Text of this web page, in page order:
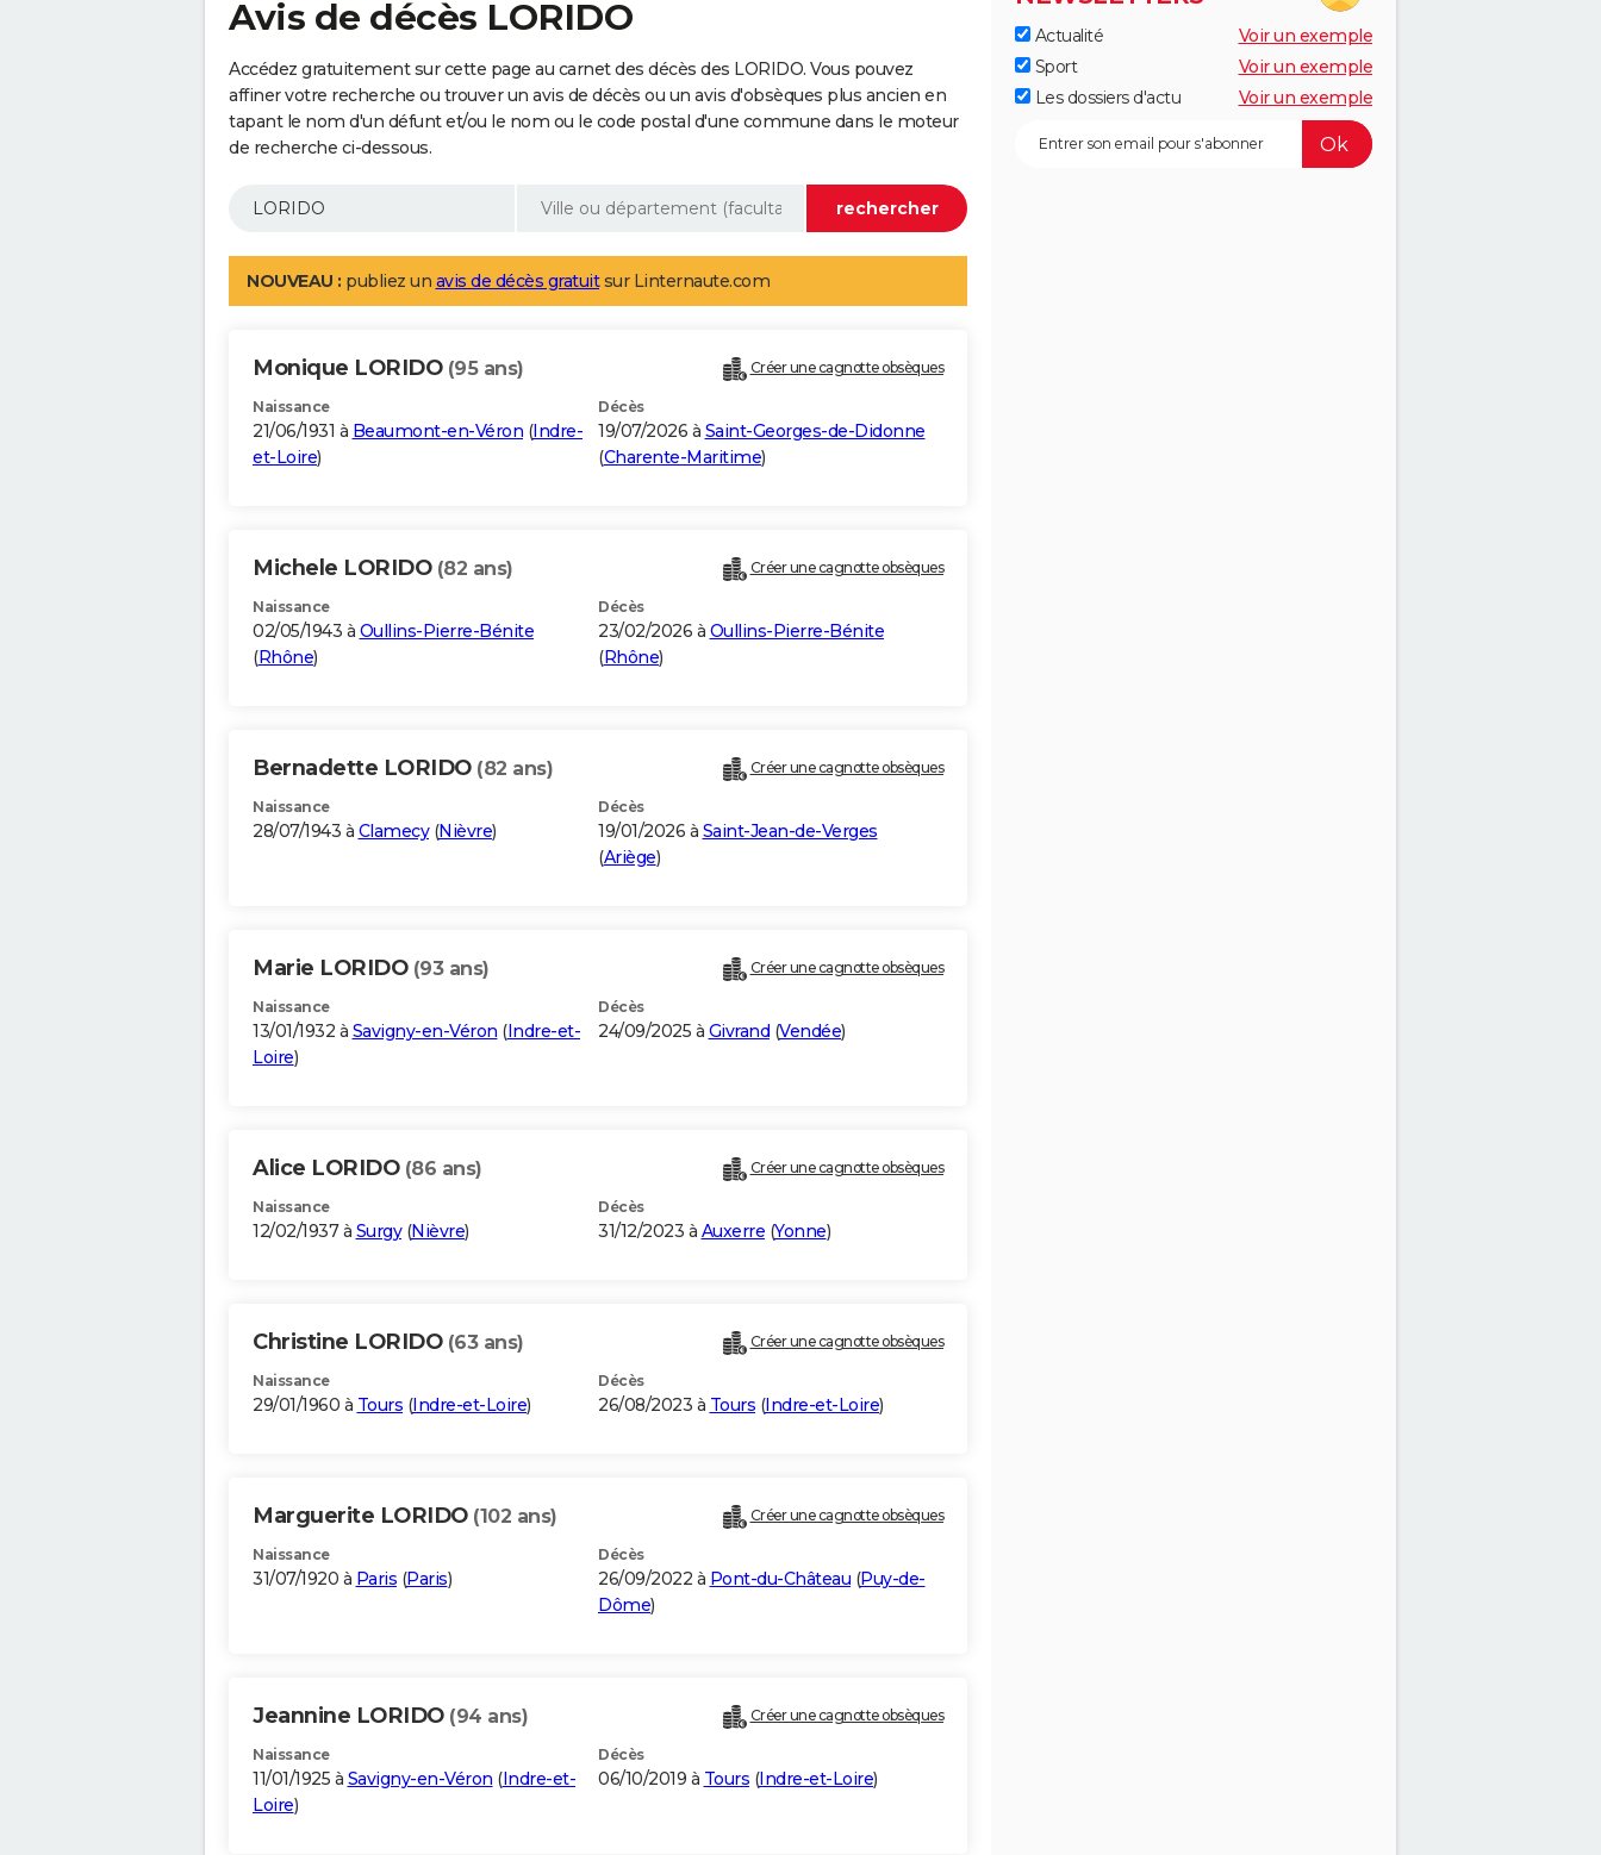
Avis de décès LORIDO
Accédez gratuitement sur cette page au carnet des décès des LORIDO. Vous pouvez
affiner votre recherche ou trouver un avis de décès ou un avis d'obsèques plus ancien en
tapant le nom d'un défunt et/ou le nom ou le code postal d'une commune dans le moteur
de recherche ci-dessous.
NOUVEAU : publiez un avis de décès gratuitsur Linternaute.com
Monique LORIDO (95 ans) Créer une cagnotte obsèques
Naissance
21/06/1931 à Beaumont-en-Véron (Indre-
et-Loire)
Décès
19/07/2026 à Saint-Georges-de-Didonne
(Charente-Maritime)
Michele LORIDO (82 ans) Créer une cagnotte obsèques
Naissance
02/05/1943 à Oullins-Pierre-Bénite
(Rhône)
Décès
23/02/2026 à Oullins-Pierre-Bénite
(Rhône)
Bernadette LORIDO (82 ans) Créer une cagnotte obsèques
Naissance
28/07/1943 à Clamecy(Nièvre)
Décès
19/01/2026 à Saint-Jean-de-Verges
(Ariège)
Marie LORIDO (93 ans) Créer une cagnotte obsèques
Naissance
13/01/1932 à Savigny-en-Véron (Indre-et-
Loire)
Décès
24/09/2025 à Givrand (Vendée)
Alice LORIDO (86 ans) Créer une cagnotte obsèques
Naissance
12/02/1937 à Surgy(Nièvre)
Décès
31/12/2023 à Auxerre (Yonne)
Christine LORIDO (63 ans) Créer une cagnotte obsèques
Naissance
29/01/1960 à Tours (Indre-et-Loire)
Décès
26/08/2023 à Tours (Indre-et-Loire)
Marguerite LORIDO (102 ans) Créer une cagnotte obsèques
Naissance
31/07/1920 à Paris (Paris)
Décès
26/09/2022 à Pont-du-Château (Puy-de-
Dôme)
Jeannine LORIDO (94 ans) Créer une cagnotte obsèques
Naissance
11/01/1925 à Savigny-en-Véron (Indre-et-
Loire)
Décès
06/10/2019 à Tours (Indre-et-Loire)
Actualité
Voir un exemple
Sport
Voir un exemple
Les dossiers d'actu
Voir un exemple